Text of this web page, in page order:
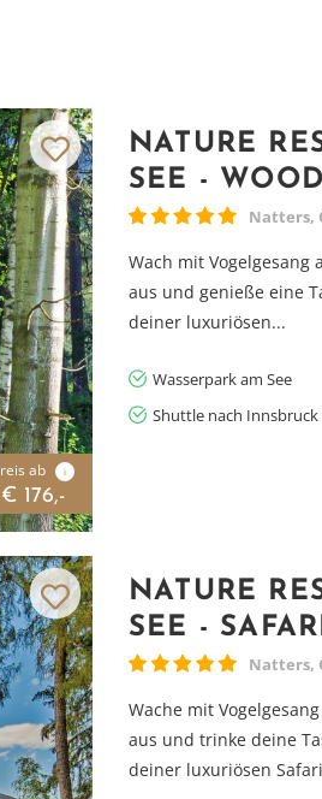
ab i
€ 176,-
NATURE
SEE -
Natters,
Wach mit
aus und genieße eine
deiner luxuriösen...
Wasserpark am See
Shuttle nach Innsbruck
NATURE
SEE -
Natters,
Wache mit
aus und trinke deine
deiner luxuriösen